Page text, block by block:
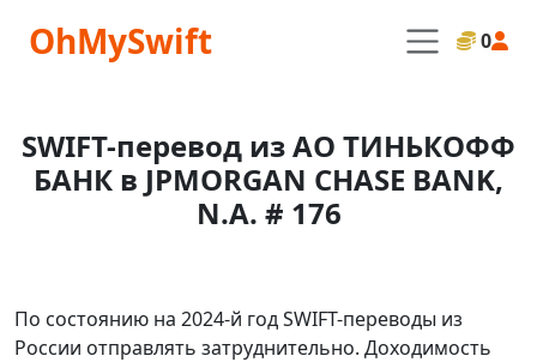
OhMySwift 0
SWIFT-перевод из АО ТИНЬКОФФ
БАНК в JPMORGAN CHASE BANK,
N.A. # 176
По состоянию на 2024-й год SWIFT-переводы из
России отправлять затруднительно. Доходимость